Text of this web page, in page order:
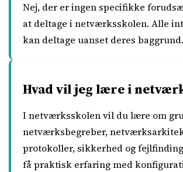
Nej, der er ingen specifikke
at deltage i netværksskolen. Alle
kan deltage uanset deres baggrund.
Hvad vil jeg lære i
I netværksskolen vil du lære om
netværksbegreber,
protokoller, sikkerhed og
få praktisk erfaring med